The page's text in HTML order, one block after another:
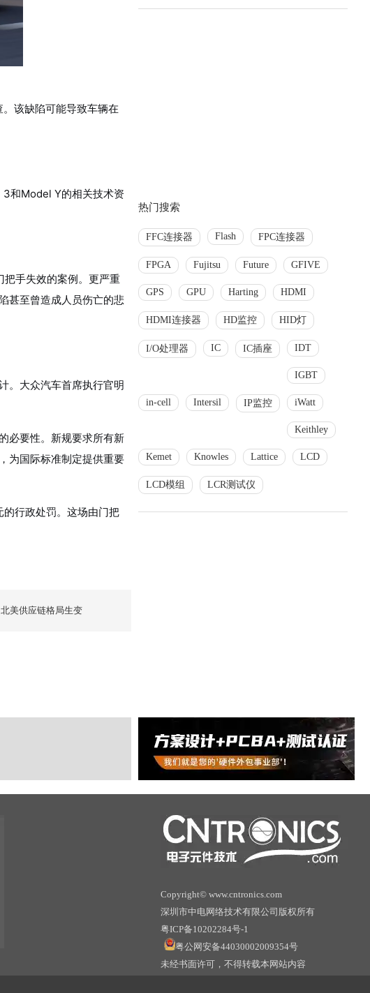
该缺陷可能导致车辆在
和Model Y的相关技术资
手失效的案例。更严重
甚至曾造成人员伤亡的悲
。大众汽车首席执行官明
必要性。新规要求所有新
为国际标准制定提供重要
行政处罚。这场由门把
美供应链格局生变
热门搜索
FFC连接器 Flash FPC连接器
FPGA Fujitsu Future GFIVE
GPS GPU Harting HDMI
HDMI连接器 HD监控 HID灯
I/O处理器 IC IC插座 IDT
IGBT
in-cell Intersil IP监控 iWatt
Keithley
Kemet Knowles Lattice LCD
LCD模组 LCR测试仪
Copyright© www.cntronics.com
深圳市中电网络技术有限公司版权所有
粤ICP备10202284号-1
粤公网安备44030002009354号
未经书面许可，不得转载本网站内容